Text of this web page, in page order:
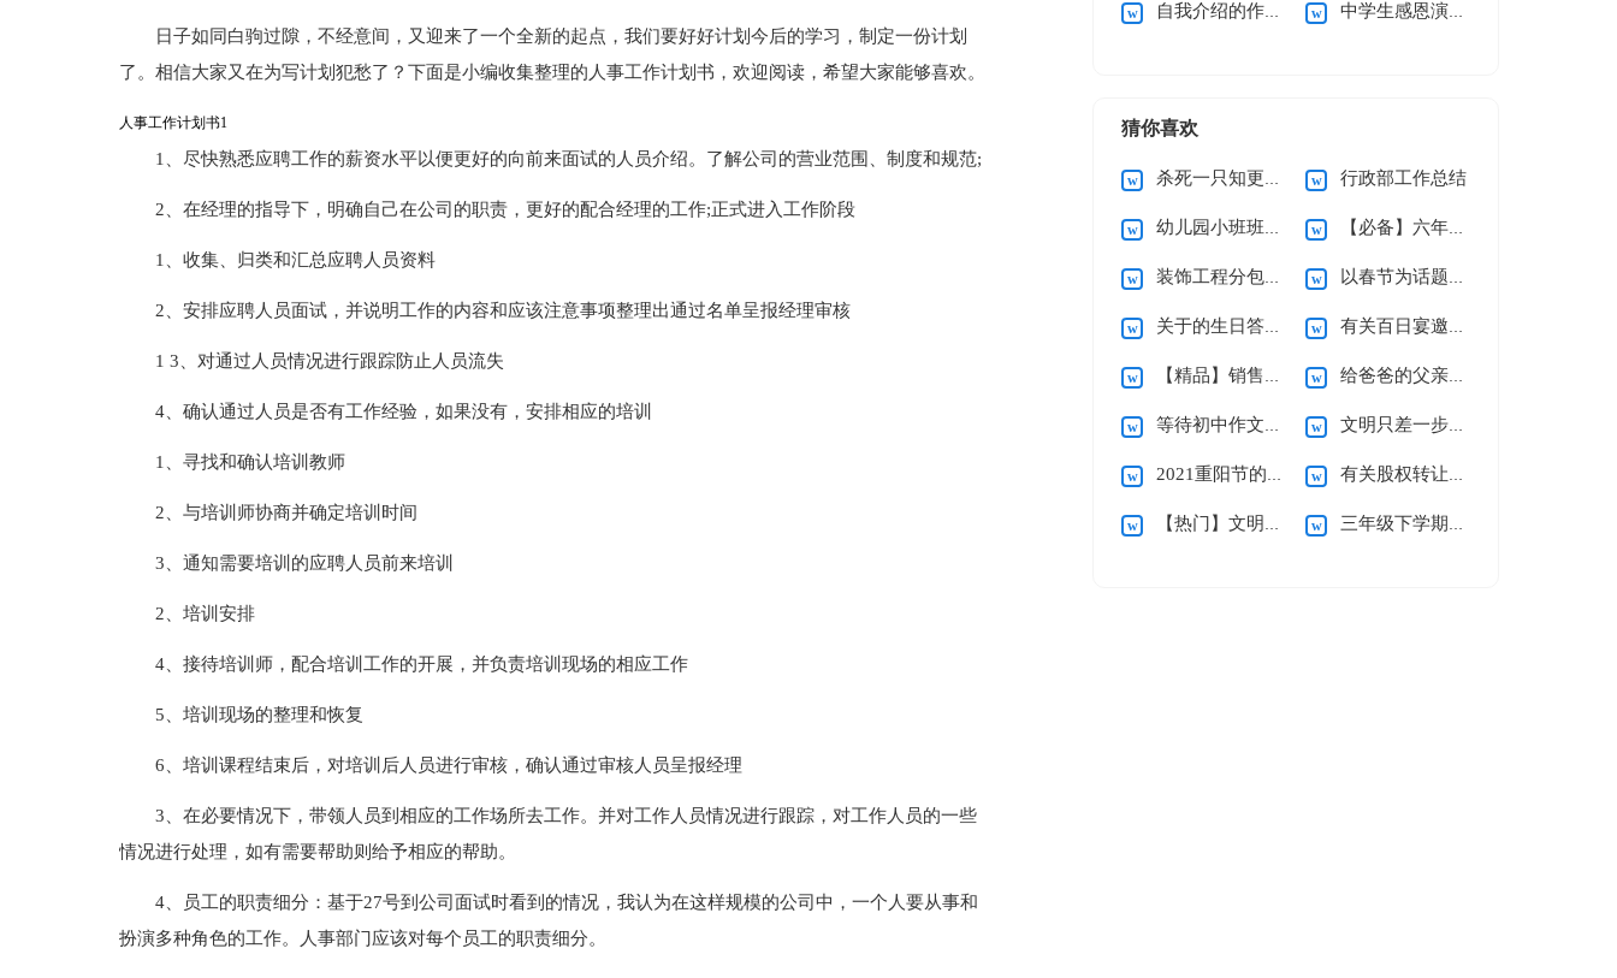
日子如同白驹过隙，不经意间，又迎来了一个全新的起点，我们要好好计划今后的学习，制定一份计划
了。相信大家又在为写计划犯愁了？下面是小编收集整理的人事工作计划书，欢迎阅读，希望大家能够喜欢。
人事工作计划书1
1、尽快熟悉应聘工作的薪资水平以便更好的向前来面试的人员介绍。了解公司的营业范围、制度和规范;
2、在经理的指导下，明确自己在公司的职责，更好的配合经理的工作;正式进入工作阶段
1、收集、归类和汇总应聘人员资料
2、安排应聘人员面试，并说明工作的内容和应该注意事项整理出通过名单呈报经理审核
1 3、对通过人员情况进行跟踪防止人员流失
4、确认通过人员是否有工作经验，如果没有，安排相应的培训
1、寻找和确认培训教师
2、与培训师协商并确定培训时间
3、通知需要培训的应聘人员前来培训
2、培训安排
4、接待培训师，配合培训工作的开展，并负责培训现场的相应工作
5、培训现场的整理和恢复
6、培训课程结束后，对培训后人员进行审核，确认通过审核人员呈报经理
3、在必要情况下，带领人员到相应的工作场所去工作。并对工作人员情况进行跟踪，对工作人员的一些
情况进行处理，如有需要帮助则给予相应的帮助。
4、员工的职责细分：基于27号到公司面试时看到的情况，我认为在这样规模的公司中，一个人要从事和
扮演多种角色的工作。人事部门应该对每个员工的职责细分。
自我介绍的作文(合集15篇) 中学生感恩演讲稿
猜你喜欢
杀死一只知更鸟读后感 行政部工作总结
幼儿园小班班级工作计划 【必备】六年级上册教学计划3篇
装饰工程分包合同 以春节为话题的作文
关于的生日答谢词范文合集9篇 有关百日宴邀请函三篇
【精品】销售合同范文集锦六篇 给爸爸的父亲节祝福语15篇
等待初中作文(15篇) 文明只差一步小学作文
2021重阳节的优秀致辞（精选6篇） 有关股权转让协议书4篇
【热门】文明礼仪演讲稿 三年级下学期数学教学反思